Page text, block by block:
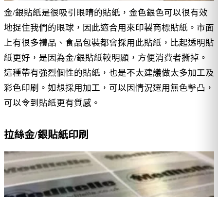
金/銀貼紙是很吸引眼晴的貼紙，金色銀色可以很有效
地捉住我們的眼球，因此適合用來印製商標貼紙。市面
上有很多禮品、食品包裝都會採用此貼紙，比起透明貼
紙更好，是因為金/銀貼紙較明顯，方便消費者撕掉。
這種帶有強烈個性的貼紙，也是不太建議做太多加工及
彩色印刷。如想採用加工，可以因情況選用無色擊凸，
可以令到貼紙更有質感。
拉絲金/銀貼紙印刷